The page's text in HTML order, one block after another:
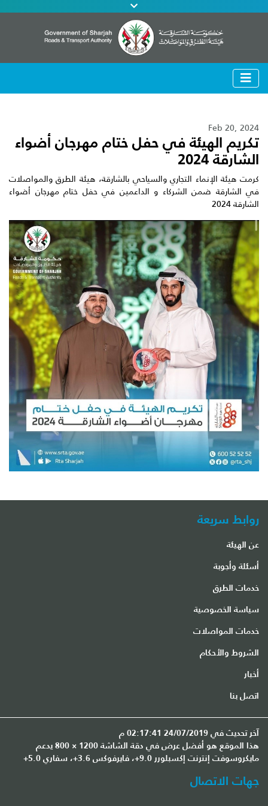
Feb 20, 2024
تكريم الهيئة في حفل ختام مهرجان أضواء
الشارقة 2024
كرمت هيئة الإنماء التجاري والسياحي بالشارقة، هيئة الطرق والمواصلات
في الشارقة ضمن الشركاء و الداعمين في حفل ختام مهرجان أضواء
الشارقة 2024
روابط سريعة
عن الهيئة
أسئلة وأجوبة
خدمات الطرق
سياسة الخصوصية
خدمات المواصلات
الشروط والأحكام
أخبار
اتصل بنا
آخر تحديث في 24/07/2019 02:17:41 م
هذا الموقع هو أفضل عرض في دقة الشاشة 1200 × 800 يدعم
مايكروسوفت إنترنت إكسبلورر 9.0+، فايرفوكس 3.6+، سفاري 5.0+
جهات الاتصال